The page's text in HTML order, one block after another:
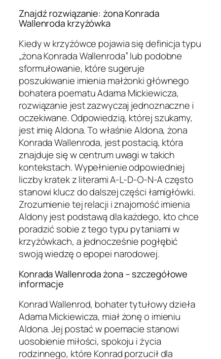
Znajdź rozwiązanie: żona Konrada
Wallenroda krzyżówka
Kiedy w krzyżówce pojawia się definicja typu
„żona Konrada Wallenroda” lub podobne
sformułowanie, które sugeruje
poszukiwanie imienia małżonki głównego
bohatera poematu Adama Mickiewicza,
rozwiązanie jest zazwyczaj jednoznaczne i
oczekiwane. Odpowiedzią, której szukamy,
jest imię Aldona. To właśnie Aldona, żona
Konrada Wallenroda, jest postacią, która
znajduje się w centrum uwagi w takich
kontekstach. Wypełnienie odpowiedniej
liczby kratek z literami A-L-D-O-N-A często
stanowi klucz do dalszej części łamigłówki.
Zrozumienie tej relacji i znajomość imienia
Aldony jest podstawą dla każdego, kto chce
poradzić sobie z tego typu pytaniami w
krzyżówkach, a jednocześnie pogłębić
swoją wiedzę o epopei narodowej.
Konrada Wallenroda żona – szczegółowe
informacje
Konrad Wallenrod, bohater tytułowy dzieła
Adama Mickiewicza, miał żonę o imieniu
Aldona. Jej postać w poemacie stanowi
uosobienie miłości, spokoju i życia
rodzinnego, które Konrad porzucił dla